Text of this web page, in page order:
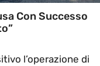
Con Successo
l’operazione di